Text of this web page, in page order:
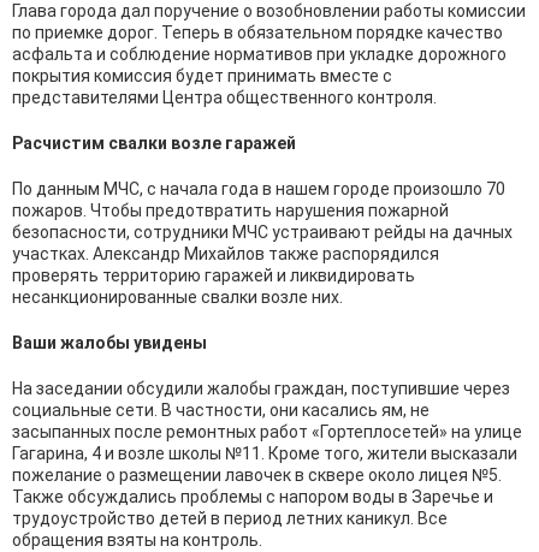
Глава города дал поручение о возобновлении работы комиссии
по приемке дорог. Теперь в обязательном порядке качество
асфальта и соблюдение нормативов при укладке дорожного
покрытия комиссия будет принимать вместе с
представителями Центра общественного контроля.
Расчистим свалки возле гаражей
По данным МЧС, с начала года в нашем городе произошло 70
пожаров. Чтобы предотвратить нарушения пожарной
безопасности, сотрудники МЧС устраивают рейды на дачных
участках. Александр Михайлов также распорядился
проверять территорию гаражей и ликвидировать
несанкционированные свалки возле них.
Ваши жалобы увидены
На заседании обсудили жалобы граждан, поступившие через
социальные сети. В частности, они касались ям, не
засыпанных после ремонтных работ «Гортеплосетей» на улице
Гагарина, 4 и возле школы №11. Кроме того, жители высказали
пожелание о размещении лавочек в сквере около лицея №5.
Также обсуждались проблемы с напором воды в Заречье и
трудоустройство детей в период летних каникул. Все
обращения взяты на контроль.